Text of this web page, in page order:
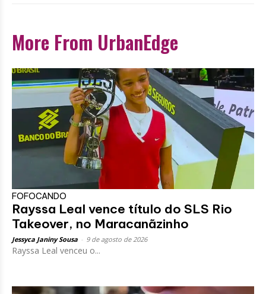
More From UrbanEdge
FOFOCANDO
Rayssa Leal vence título do SLS Rio
Takeover, no Maracanãzinho
Jessyca Janiny Sousa 9 de agosto de 2026
Rayssa Leal venceu o...